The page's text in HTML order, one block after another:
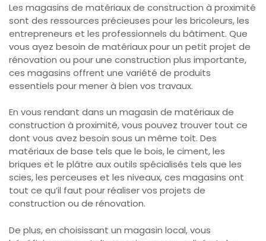
Les magasins de matériaux de construction à proximité
sont des ressources précieuses pour les bricoleurs, les
entrepreneurs et les professionnels du bâtiment. Que
vous ayez besoin de matériaux pour un petit projet de
rénovation ou pour une construction plus importante,
ces magasins offrent une variété de produits
essentiels pour mener à bien vos travaux.
En vous rendant dans un magasin de matériaux de
construction à proximité, vous pouvez trouver tout ce
dont vous avez besoin sous un même toit. Des
matériaux de base tels que le bois, le ciment, les
briques et le plâtre aux outils spécialisés tels que les
scies, les perceuses et les niveaux, ces magasins ont
tout ce qu’il faut pour réaliser vos projets de
construction ou de rénovation.
De plus, en choisissant un magasin local, vous